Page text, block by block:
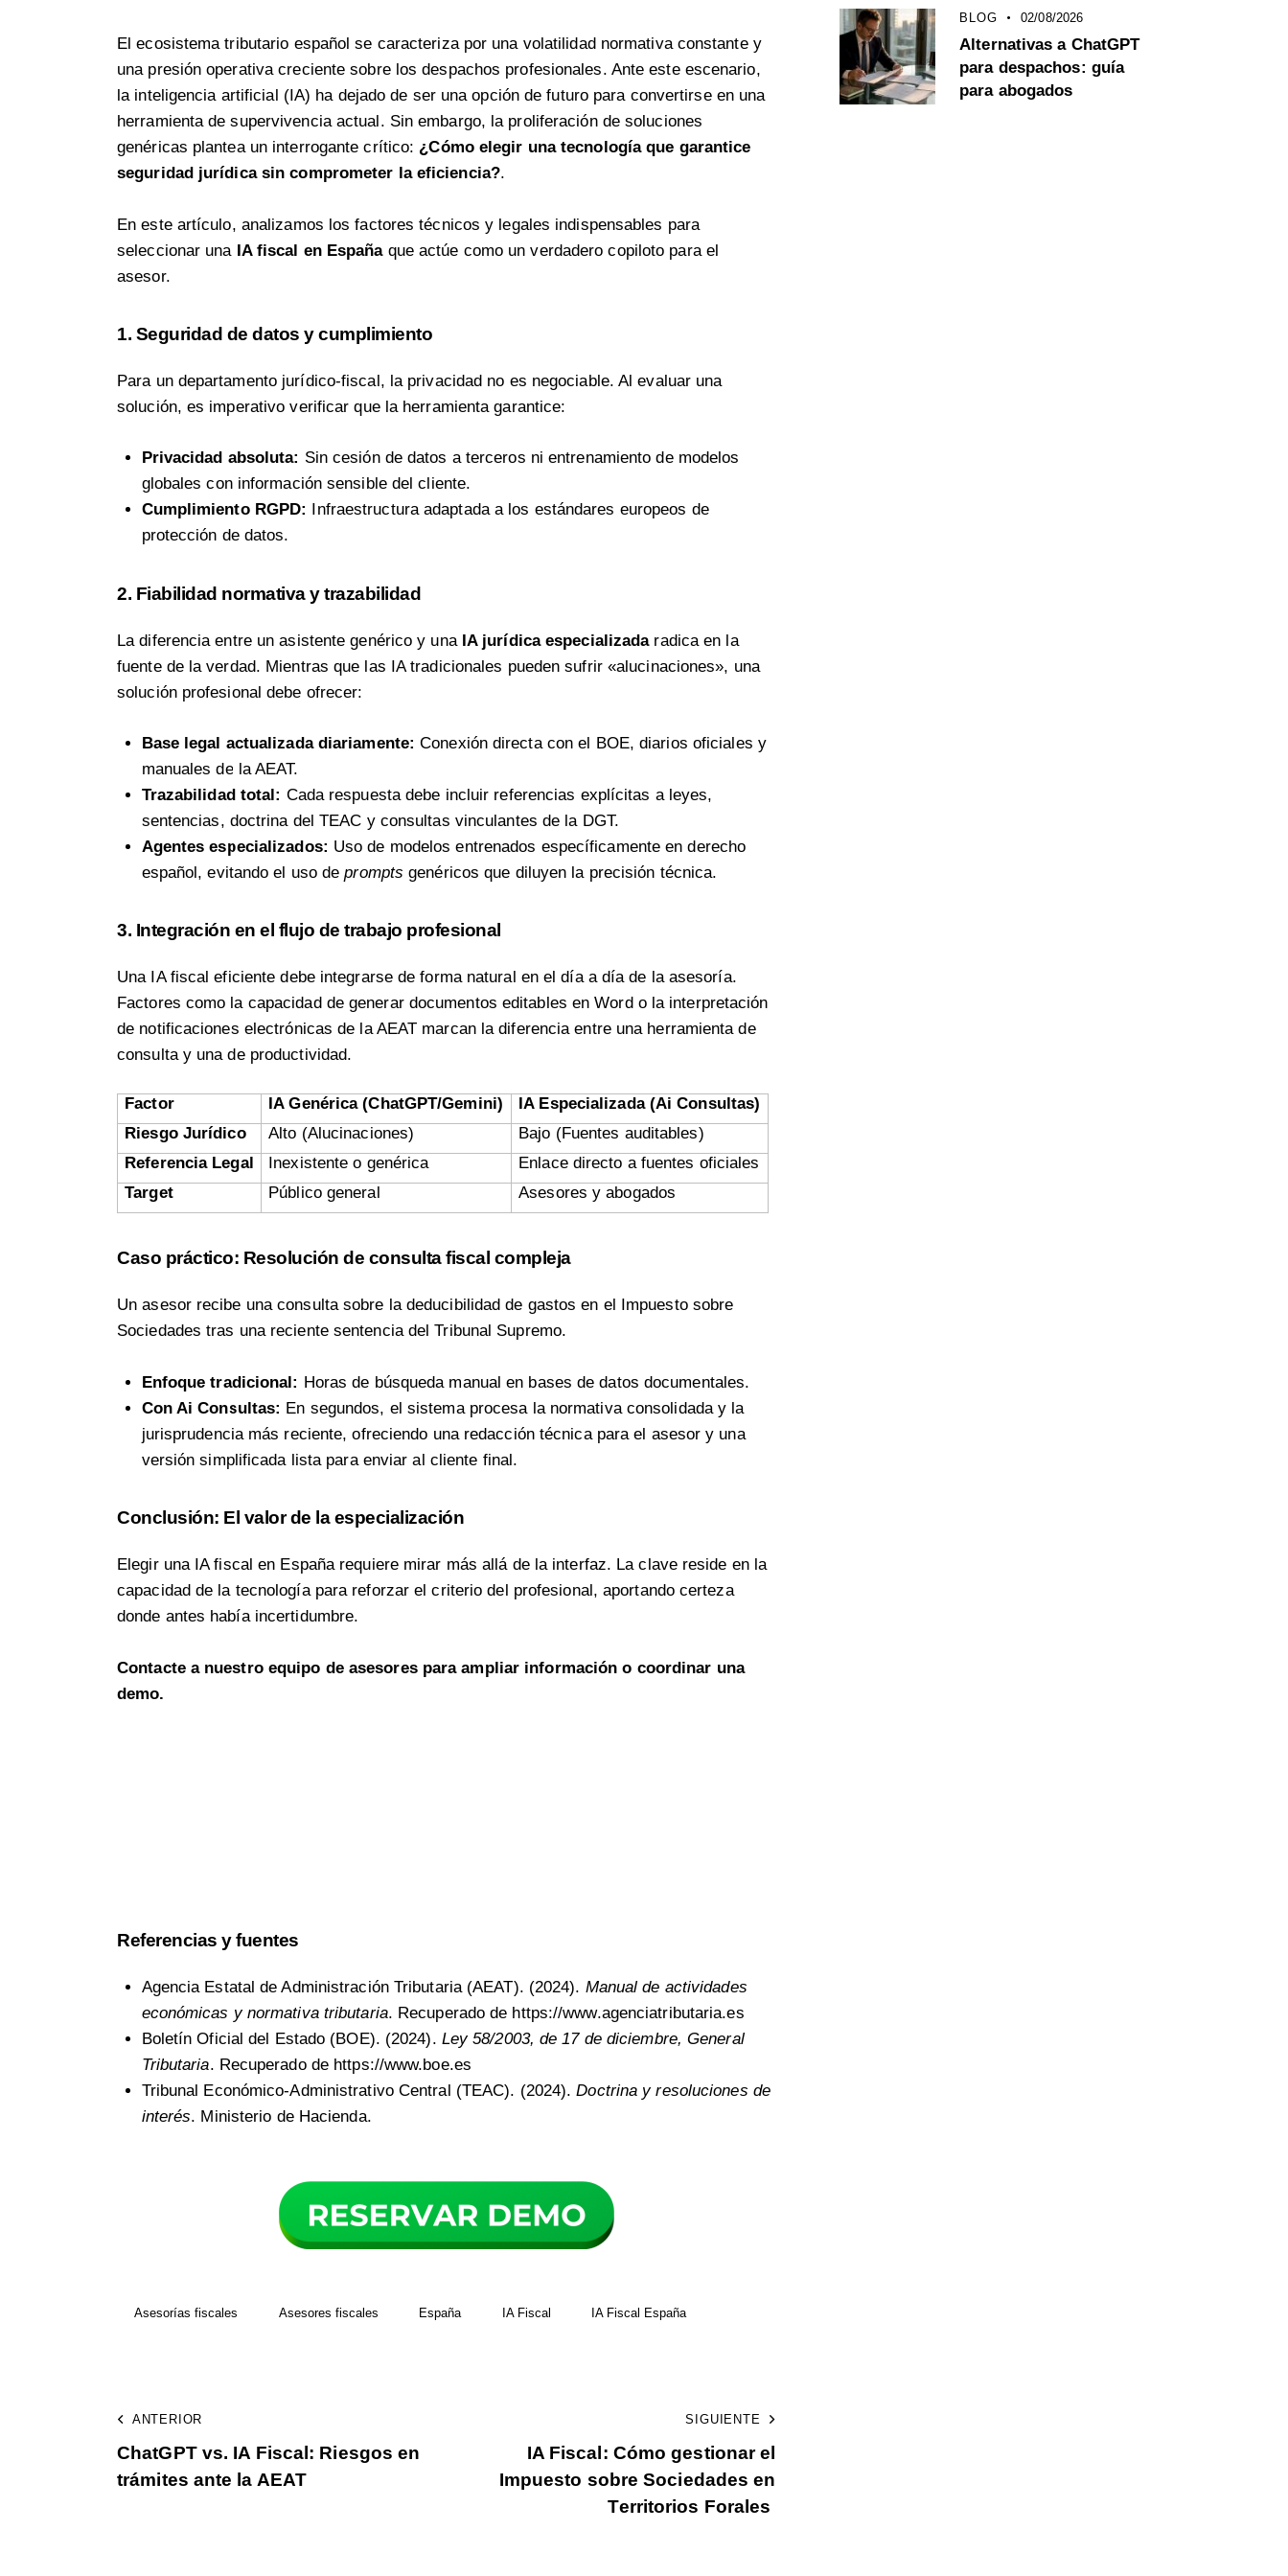
El ecosistema tributario español se caracteriza por una volatilidad normativa constante y
una presión operativa creciente sobre los despachos profesionales. Ante este escenario,
la inteligencia artificial (IA) ha dejado de ser una opción de futuro para convertirse en una
herramienta de supervivencia actual. Sin embargo, la proliferación de soluciones
genéricas plantea un interrogante crítico: ¿Cómo elegir una tecnología que garantice
seguridad jurídica sin comprometer la eficiencia?.
En este artículo, analizamos los factores técnicos y legales indispensables para
seleccionar una IA fiscal en Españaque actúe como un verdadero copiloto para el
asesor.
1. Seguridad de datos y cumplimiento
Para un departamento jurídico-fiscal, la privacidad no es negociable. Al evaluar una
solución, es imperativo verificar que la herramienta garantice:
Privacidad absoluta: Sin cesión de datos a terceros ni entrenamiento de modelos
globales con información sensible del cliente.
Cumplimiento RGPD:
Infraestructura adaptada a los estándares europeos de
protección de datos.
2. Fiabilidad normativa y trazabilidad
La diferencia entre un asistente genérico y una IA jurídica especializadaradica en la
fuente de la verdad. Mientras que las IA tradicionales pueden sufrir «alucinaciones», una
solución profesional debe ofrecer:
Base legal actualizada diariamente: Conexión directa con el BOE, diarios oficiales y
manuales de la AEAT.
Trazabilidad total: Cada respuesta debe incluir referencias explícitas a leyes,
sentencias, doctrina del TEAC y consultas vinculantes de la DGT.
Agentes especializados: Uso de modelos entrenados específicamente en derecho
español, evitando el uso deprompts genéricos que diluyen la precisión técnica.
3. Integración en el flujo de trabajo profesional
Una IA fiscal eficiente debe integrarse de forma natural en el día a día de la asesoría.
Factores como la capacidad de generar documentos editables en Word o la interpretación
de notificaciones electrónicas de la AEAT marcan la diferencia entre una herramienta de
consulta y una de productividad.
Factor IA Genérica (ChatGPT/Gemini)
IA Especializada (Ai Consultas)
Riesgo Jurídico
Alto (Alucinaciones)
Bajo (Fuentes auditables)
Referencia Legal
Inexistente o genérica
Enlace directo a fuentes oficiales
Target
Público general Asesores y abogados
Caso práctico: Resolución de consulta fiscal compleja
Un asesor recibe una consulta sobre la deducibilidad de gastos en el Impuesto sobre
Sociedades tras una reciente sentencia del Tribunal Supremo.
Enfoque tradicional: Horas de búsqueda manual en bases de datos documentales.
Con Ai Consultas: En segundos, el sistema procesa la normativa consolidada y la
jurisprudencia más reciente, ofreciendo una redacción técnica para el asesor y una
versión simplificada lista para enviar al cliente final.
Conclusión: El valor de la especialización
Elegir una IA fiscal en España requiere mirar más allá de la interfaz. La clave reside en la
capacidad de la tecnología para reforzar el criterio del profesional, aportando certeza
donde antes había incertidumbre.
Contacte a nuestro equipo de asesores para ampliar información o coordinar una
demo.
Referencias y fuentes
Agencia Estatal de Administración Tributaria (AEAT). (2024). Manual de actividades
económicas y normativa tributaria. Recuperado de https://www.agenciatributaria.es
Boletín Oficial del Estado (BOE). (2024). Ley 58/2003, de 17 de diciembre, General
Tributaria. Recuperado de https://www.boe.es
Tribunal Económico-Administrativo Central (TEAC). (2024).Doctrina y resoluciones de
interés. Ministerio de Hacienda.
Asesorías fiscales Asesores fiscales España IA Fiscal IA Fiscal España
ANTERIOR
ChatGPT vs. IA Fiscal: Riesgos en
trámites ante la AEAT
SIGUIENTE
IA Fiscal: Cómo gestionar el
Impuesto sobre Sociedades en
Territorios Forales
BLOG 02/08/2026
Alternativas a ChatGPT
para despachos: guía
para abogados